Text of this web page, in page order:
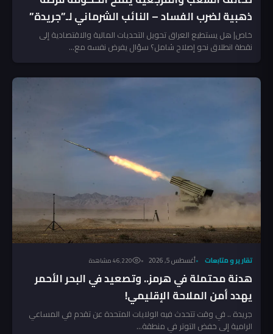
ذهبية لضرب الفساد – النائب الشرماني لـ”جريدة”
خاص| هل يستطيع العراق تحويل التحديات المالية والاقتصادية إلى
نقطة انطلاق نحو إصلاح شامل؟ سؤال يفرض نفسه مع...
تقارير و متابعات أغسطس 5, 2026 46٬220 مشاهدة
هدنة محتملة في هرمز.. وتصعيد في البحر الأحمر
يهدد أمن الملاحة الإقليمي!
جريدة .. في وقت تتحدث فيه الولايات المتحدة عن تقدم في المساعي
الرامية إلى خفض التوتر في منطقة...